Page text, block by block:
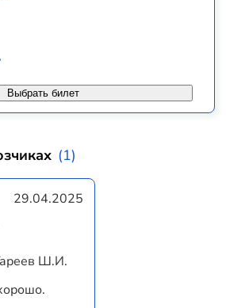
Выбрать билет
(1)
29.04.2025
Ш.И.